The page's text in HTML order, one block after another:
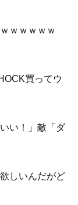
ｗｗｗｗｗ
買ってウ
い！」敵「ダ
しいんだがど